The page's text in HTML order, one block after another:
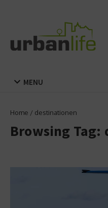
MENU
Home / destinationen
Browsing Tag: